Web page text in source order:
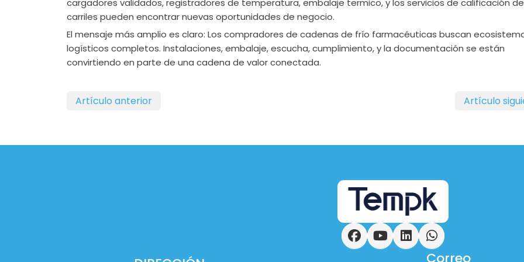
cargadores validados, registradores de temperatura, embalaje termico, y los servicios de calificación de
carriles pueden encontrar nuevas oportunidades de negocio.
El mensaje más amplio es claro: Los compradores de cadenas de frío farmacéuticas buscan
logísticos completos. Instalaciones, embalaje, escucha, cumplimiento, y la documentación se están
convirtiendo en parte de una cadena de valor conectada.
Artículo anterior Artículo
FacebookYouTubeLinkedInWhatsApp